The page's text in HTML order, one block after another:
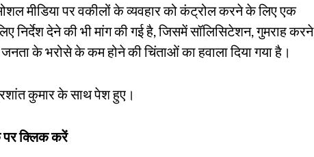
मीडिया पर वकीलों के व्यवहार को कंट्रोल करने के लिए एक
निर्देश देने की भी मांग की गई है, जिसमें सॉलिसिटेशन, गुमराह करने
के भरोसे के कम होने की चिंताओं का हवाला दिया गया है।
कुमार के साथ पेश हुए।
पर क्लिक करें